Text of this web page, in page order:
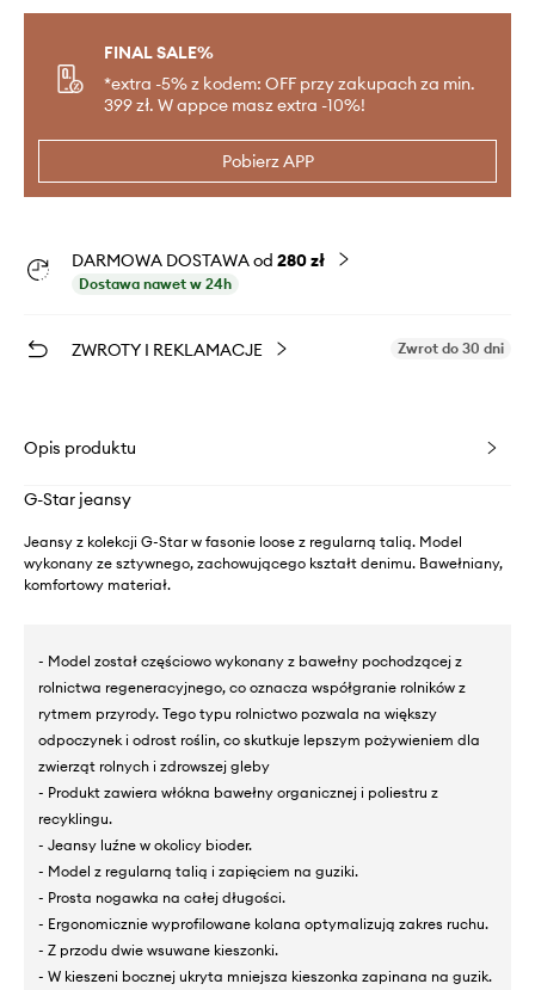
FINAL SALE%
*extra -5% z kodem: OFF przy zakupach za min.
399 zł. W appce masz extra -10%!
Pobierz APP
DARMOWA DOSTAWA od 280 zł
Dostawa nawet w 24h
ZWROTY I REKLAMACJE Zwrot do 30 dni
Opis produktu
G-Star jeansy
Jeansy z kolekcji G-Star w fasonie loose z regularną talią. Model
wykonany ze sztywnego, zachowującego kształt denimu. Bawełniany,
komfortowy materiał.
- Model został częściowo wykonany z bawełny pochodzącej z
rolnictwa regeneracyjnego, co oznacza współgranie rolników z
rytmem przyrody. Tego typu rolnictwo pozwala na większy
odpoczynek i odrost roślin, co skutkuje lepszym pożywieniem dla
zwierząt rolnych i zdrowszej gleby
- Produkt zawiera włókna bawełny organicznej i poliestru z
recyklingu.
- Jeansy luźne w okolicy bioder.
- Model z regularną talią i zapięciem na guziki.
- Prosta nogawka na całej długości.
- Ergonomicznie wyprofilowane kolana optymalizują zakres ruchu.
- Z przodu dwie wsuwane kieszonki.
- W kieszeni bocznej ukryta mniejsza kieszonka zapinana na guzik.